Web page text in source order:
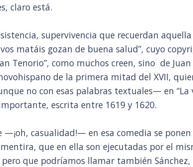
claro está.
supervivencia que recuerdan aquella
matáis gozan de buena salud”, cuyo
Tenorio”, como muchos creen, sino de
de la primera mitad del XVII,
no con esas palabras textuales— en “La
escrita entre 1619 y 1620.
—¡oh, casualidad!— en esa comedia se
que en ella son ejecutadas por el
que podríamos llamar también